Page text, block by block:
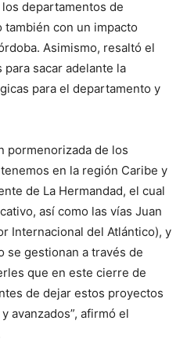
departamentos de
también con un impacto
Asimismo, resaltó el
sacar adelante la
para el departamento y
pormenorizada de los
en la región Caribe y
de La Hermandad, el cual
así como las vías Juan
Internacional del Atlántico), y
se gestionan a través de
que en este cierre de
de dejar estos proyectos
avanzados”, afirmó el